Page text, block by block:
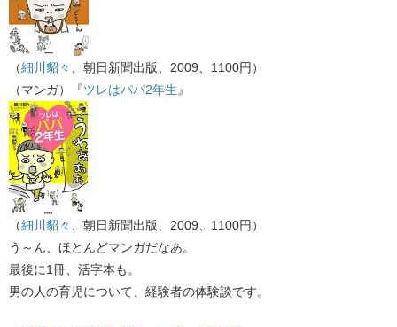
（細川貂々
、朝日新聞出版、2009、1100円）
（マンガ）『ツレはパパ2年生 』
（細川貂々
、朝日新聞出版、2009、1100円）
う～ん、ほとんどマンガだなあ。
最後に1冊、活字本も。
男の人の育児について、経験者の体験談です。